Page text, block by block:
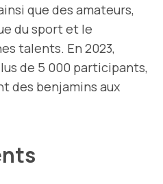
que des amateurs,
du sport et le
talents. En 2023,
de 5 000 participants,
des benjamins aux